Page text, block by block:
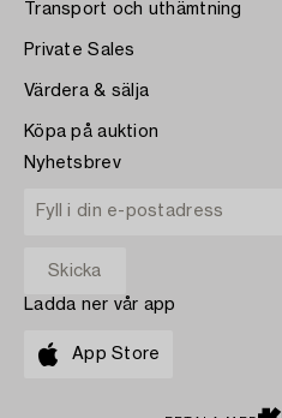
Transport och uthämtning
Private Sales
Värdera & sälja
Köpa på auktion
Nyhetsbrev
Ladda ner vår app
App Store